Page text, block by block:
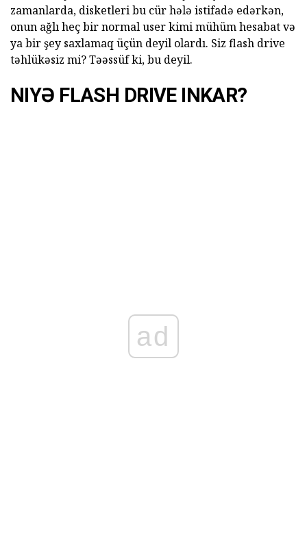
zamanlarda, disketleri bu cür hələ istifadə edərkən,
onun ağlı heç bir normal user kimi mühüm hesabat və
ya bir şey saxlamaq üçün deyil olardı. Siz flash drive
təhlükəsiz mi? Təəssüf ki, bu deyil.
NIYƏ FLASH DRIVE INKAR?
ad